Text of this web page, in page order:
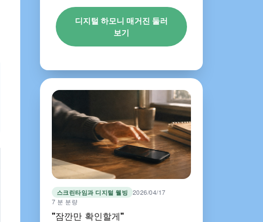
디지털 하모니 매거진 둘러
보기
스크린타임과 디지털 웰빙 2026/04/17
7 분 분량
"잠깐만 확인할게"